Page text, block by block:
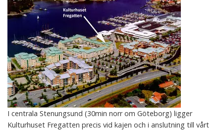
I centrala Stenungsund (30min norr om Göteborg) ligger
Kulturhuset Fregatten precis vid kajen och i anslutning till vårt